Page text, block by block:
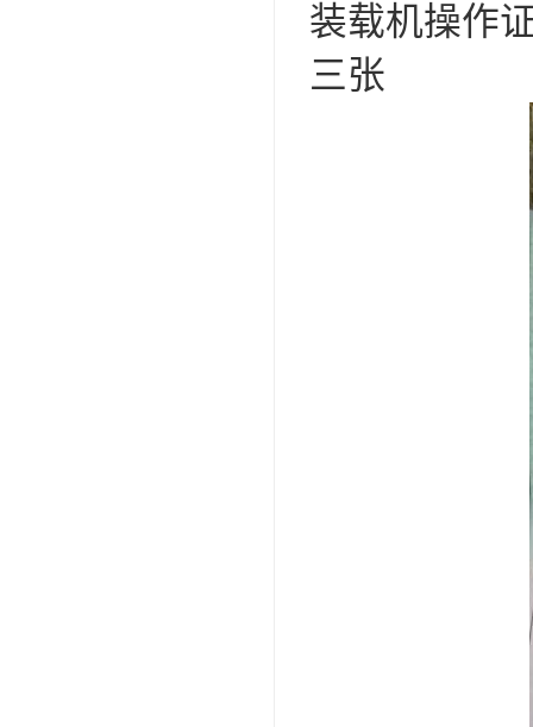
装载机操作
三张